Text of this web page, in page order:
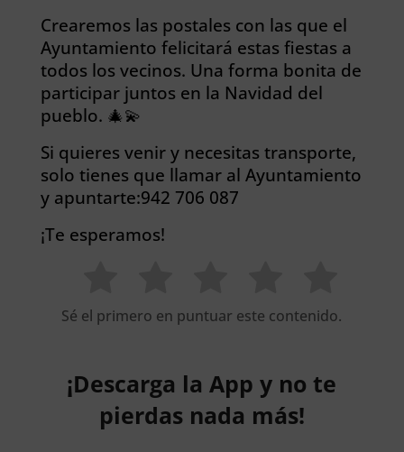
Crearemos las postales con las que el
Ayuntamiento felicitará estas fiestas a
todos los vecinos. Una forma bonita de
participar juntos en la Navidad del
pueblo. 🎄💫
Si quieres venir y necesitas transporte,
solo tienes que llamar al Ayuntamiento
y apuntarte:942 706 087
¡Te esperamos!
Sé el primero en puntuar este contenido.
¡Descarga la App y no te
pierdas nada más!